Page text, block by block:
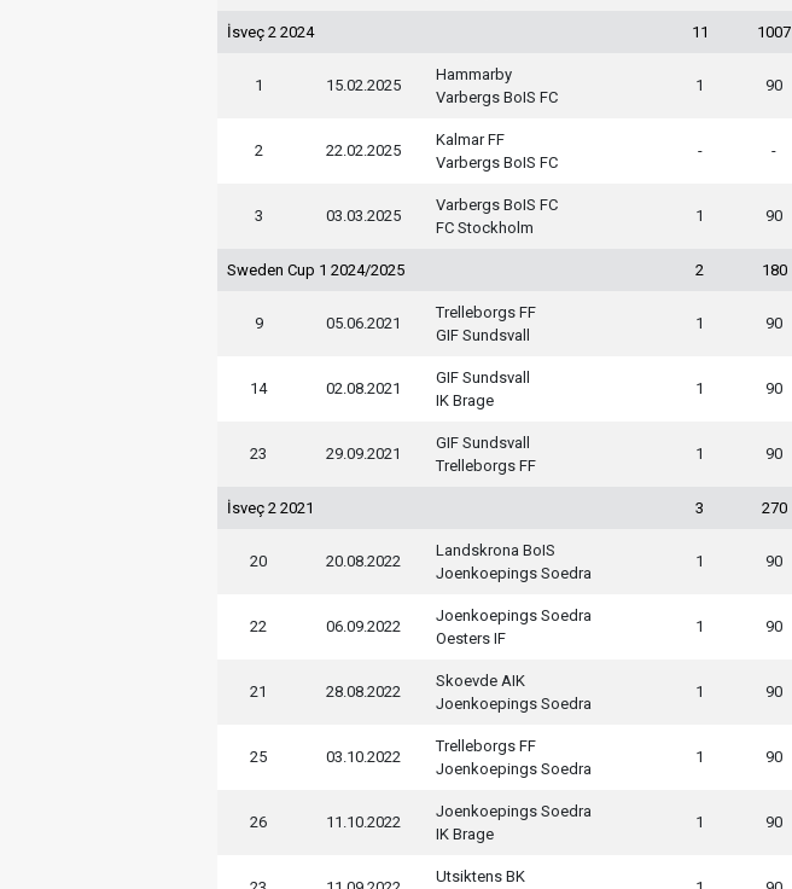
İsveç 2 2024 11 1007
1 15.02.2025
Hammarby
Varbergs BoIS FC
1 90
2 22.02.2025
Kalmar FF
Varbergs BoIS FC
- -
3 03.03.2025
Varbergs BoIS FC
FC Stockholm
1 90
Sweden Cup 1 2024/2025 2 180
9 05.06.2021
Trelleborgs FF
GIF Sundsvall
1 90
14 02.08.2021
GIF Sundsvall
IK Brage
1 90
23 29.09.2021
GIF Sundsvall
Trelleborgs FF
1 90
İsveç 2 2021 3 270
20 20.08.2022
Landskrona BoIS
Joenkoepings Soedra
1 90
22 06.09.2022
Joenkoepings Soedra
Oesters IF
1 90
21 28.08.2022
Skoevde AIK
Joenkoepings Soedra
1 90
25 03.10.2022
Trelleborgs FF
Joenkoepings Soedra
1 90
26 11.10.2022
Joenkoepings Soedra
IK Brage
1 90
Utsiktens BK